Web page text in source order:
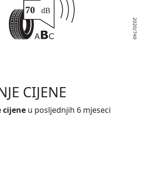
CIJENE
cijene u posljednjih 6 mjeseci